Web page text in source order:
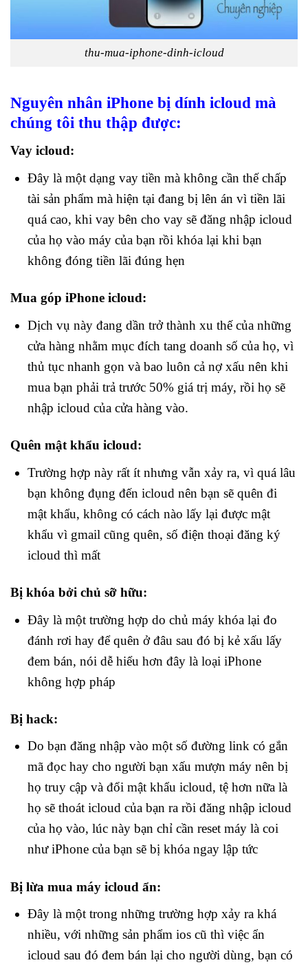
thu-mua-iphone-dinh-icloud
Nguyên nhân iPhone bị dính icloud mà
chúng tôi thu thập được:
Vay icloud:
Đây là một dạng vay tiền mà không cần thế chấp
tài sản phẩm mà hiện tại đang bị lên án vì tiền lãi
quá cao, khi vay bên cho vay sẽ đăng nhập icloud
của họ vào máy của bạn rồi khóa lại khi bạn
không đóng tiền lãi đúng hẹn
Mua góp iPhone icloud:
Dịch vụ này đang dần trở thành xu thế của những
cửa hàng nhằm mục đích tang doanh số của họ, vì
thủ tục nhanh gọn và bao luôn cả nợ xấu nên khi
mua bạn phải trả trước 50% giá trị máy, rồi họ sẽ
nhập icloud của cửa hàng vào.
Quên mật khẩu icloud:
Trường hợp này rất ít nhưng vẫn xảy ra, vì quá lâu
bạn không đụng đến icloud nên bạn sẽ quên đi
mật khẩu, không có cách nào lấy lại được mật
khẩu vì gmail cũng quên, số điện thoại đăng ký
icloud thì mất
Bị khóa bởi chủ sỡ hữu:
Đây là một trường hợp do chủ máy khóa lại đo
đánh rơi hay để quên ở đâu sau đó bị kẻ xấu lấy
đem bán, nói dễ hiểu hơn đây là loại iPhone
không hợp pháp
Bị hack:
Do bạn đăng nhập vào một số đường link có gắn
mã đọc hay cho người bạn xấu mượn máy nên bị
họ truy cập và đổi mật khẩu icloud, tệ hơn nữa là
họ sẽ thoát icloud của bạn ra rồi đăng nhập icloud
của họ vào, lúc này bạn chỉ cần reset máy là coi
như iPhone của bạn sẽ bị khóa ngay lập tức
Bị lừa mua máy icloud ẩn:
Đây là một trong những trường hợp xảy ra khá
nhiều, với những sản phẩm ios cũ thì việc ẩn
icloud sau đó đem bán lại cho người dùng, bạn có